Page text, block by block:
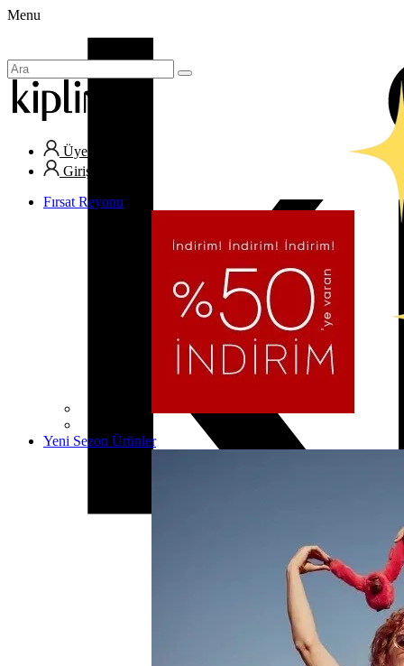
Menu
Üye Ol
Giriş Yap
Fırsat Reyonu
Yeni Sezon Ürünler